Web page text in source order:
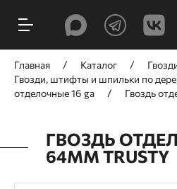
Главная Каталог
Гвозди, штифты и шпильки по
отделочные 16 ga
Гвоздь
ГВОЗДЬ
64ММ TRUSTY